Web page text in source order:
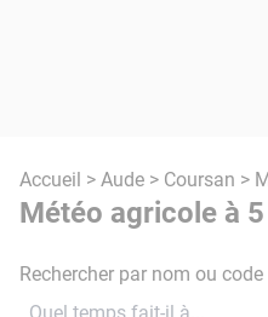
Accueil > Aude > Coursan >
Météo agricole à
Rechercher par nom ou